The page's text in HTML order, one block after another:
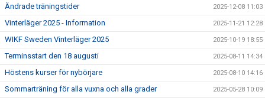
Ändrade träningstider 2025-12-08 11:03
Vinterläger 2025 - Information 2025-11-21 12:28
WIKF Sweden Vinterläger 2025 2025-10-19 18:55
Terminsstart den 18 augusti 2025-08-11 14:34
Höstens kurser för nybörjare 2025-08-10 14:16
Sommarträning för alla vuxna och alla grader 2025-05-28 10:09